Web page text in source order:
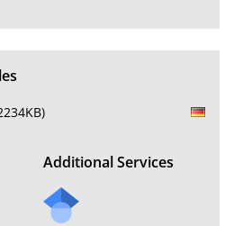
Additional Services